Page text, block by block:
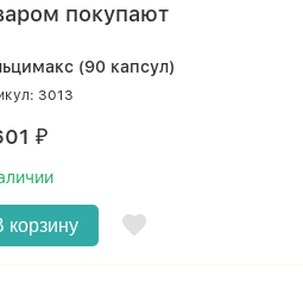
покупают
(90 капсул)
3013
₽
корзину